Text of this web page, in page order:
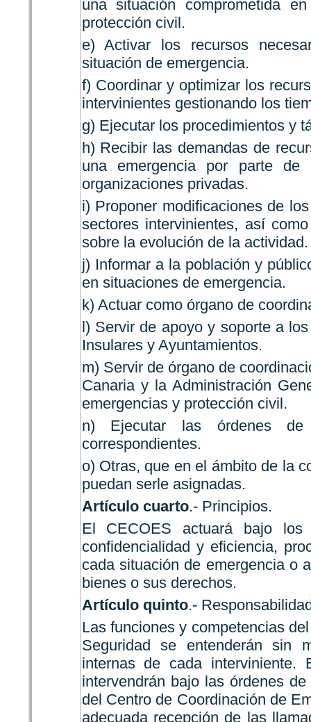
una situación comprometida
protección civil.
e) Activar los recursos
situación de emergencia.
f) Coordinar y optimizar los
intervinientes gestionando los
g) Ejecutar los procedimientos y
h) Recibir las demandas de
una emergencia por parte de
organizaciones privadas.
i) Proponer modificaciones de
sectores intervinientes, así
sobre la evolución de la actividad.
j) Informar a la población y
en situaciones de emergencia.
k) Actuar como órgano de
l) Servir de apoyo y soporte a
Insulares y Ayuntamientos.
m) Servir de órgano de
Canaria y la Administración
emergencias y protección civil.
n) Ejecutar las órdenes de
correspondientes.
o) Otras, que en el ámbito de la
puedan serle asignadas.
Artículo cuarto.- Principios.
El CECOES actuará bajo los
confidencialidad y eficiencia,
cada situación de emergencia o
bienes o sus derechos.
Artículo quinto.-
Las funciones y competencias
Seguridad se entenderán sin
internas de cada
intervendrán bajo las órdenes
del Centro de Coordinación de
adecuada recepción de las